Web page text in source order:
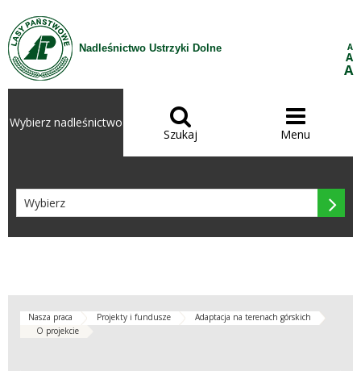
Przejdź do treści
Nadleśnictwo Ustrzyki Dolne A
A
A
Wybierz nadleśnictwo 
Szukaj

Menu

Nasza praca Projekty i fundusze
Adaptacja na terenach górskich
O projekcie